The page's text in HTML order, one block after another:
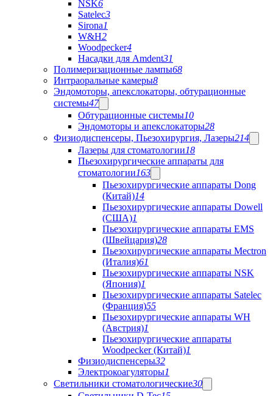
NSK6
Satelec3
Sirona1
W&H2
Woodpecker4
Насадки для Amdent31
Полимеризационные лампы68
Интраоральные камеры8
Эндомоторы, апекслокаторы, обтурационные
системы47
Обтурационные системы10
Эндомоторы и апекслокаторы28
Физиодиспенсеры, Пьезохирургия, Лазеры214
Лазеры для стоматологии18
Пьезохирургические аппараты для
стоматологии163
Пьезохирургические аппараты Dong
(Китай)14
Пьезохирургические аппараты Dowell
(США)1
Пьезохирургические аппараты EMS
(Швейцария)28
Пьезохирургические аппараты Mectron
(Италия)61
Пьезохирургические аппараты NSK
(Япония)1
Пьезохирургические аппараты Satelec
(Франция)55
Пьезохирургические аппараты WH
(Австрия)1
Пьезохирургические аппараты
Woodpecker (Китай)1
Физиодиспенсеры32
Электрокоагуляторы1
Светильники стоматологические30